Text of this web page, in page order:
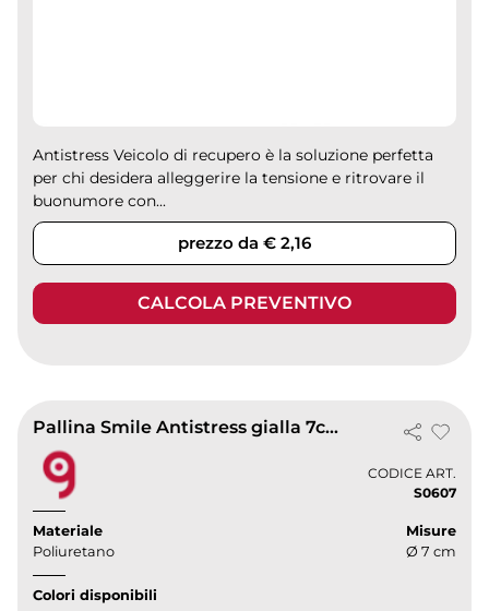
Antistress Veicolo di recupero è la soluzione perfetta
per chi desidera alleggerire la tensione e ritrovare il
buonumore con...
prezzo da € 2,16
CALCOLA PREVENTIVO
Pallina Smile Antistress gialla 7cm in poliuretano |
CODICE ART.
S0607
Materiale
Poliuretano
Misure
Ø 7 cm
Colori disponibili